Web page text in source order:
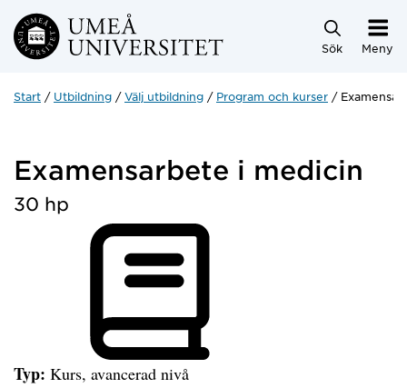
Hoppa direkt till innehållet
Sök Meny
Start Utbildning Välj utbildning Program och kurser
Examensarbete i medicin
30 hp
Typ: Kurs, avancerad nivå